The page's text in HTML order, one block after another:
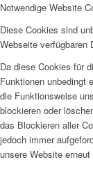
Notwendige Website
Diese Cookies sind
Webseite verfügbaren
Da diese Cookies für
Funktionen unbedingt
die Funktionsweise
blockieren oder
das Blockieren aller
jedoch immer
unsere Website